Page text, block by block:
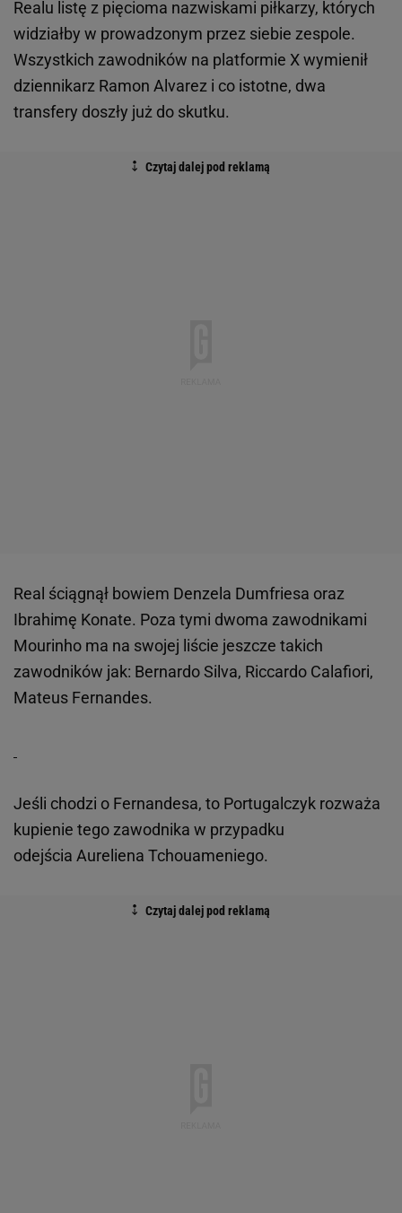
Realu listę z pięcioma nazwiskami piłkarzy, których
widziałby w prowadzonym przez siebie zespole.
Wszystkich zawodników na platformie X wymienił
dziennikarz Ramon Alvarez i co istotne, dwa
transfery doszły już do skutku.
Real ściągnął bowiem Denzela Dumfriesa oraz
Ibrahimę Konate. Poza tymi dwoma zawodnikami
Mourinho ma na swojej liście jeszcze takich
zawodników jak: Bernardo Silva, Riccardo Calafiori,
Mateus Fernandes.
Jeśli chodzi o Fernandesa, to Portugalczyk rozważa
kupienie tego zawodnika w przypadku
odejścia Aureliena Tchouameniego.